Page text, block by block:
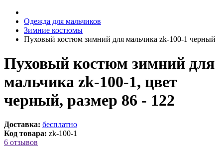
Одежда для мальчиков
Зимние костюмы
Пуховый костюм зимний для мальчика zk-100-1 черный
Пуховый костюм зимний для
мальчика zk-100-1, цвет
черный, размер 86 - 122
Доставка: бесплатно
Код товара: zk-100-1
6 отзывов